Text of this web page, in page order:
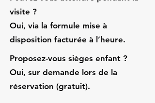
visite ?
Oui, via la formule mise à
disposition facturée à l’heure.
Proposez-vous sièges enfant ?
Oui, sur demande lors de la
réservation (gratuit).